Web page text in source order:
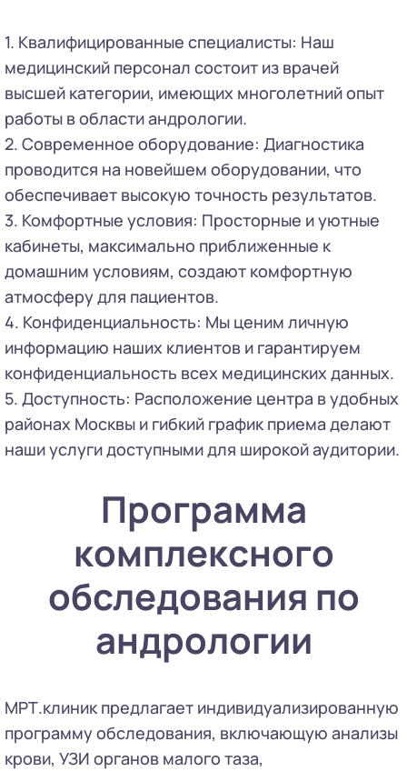
1. Квалифицированные специалисты: Наш
медицинский персонал состоит из врачей
высшей категории, имеющих многолетний опыт
работы в области андрологии.
2. Современное оборудование: Диагностика
проводится на новейшем оборудовании, что
обеспечивает высокую точность результатов.
3. Комфортные условия: Просторные и уютные
кабинеты, максимально приближенные к
домашним условиям, создают комфортную
атмосферу для пациентов.
4. Конфиденциальность: Мы ценим личную
информацию наших клиентов и гарантируем
конфиденциальность всех медицинских данных.
5. Доступность: Расположение центра в удобных
районах Москвы и гибкий график приема делают
наши услуги доступными для широкой аудитории.
Программа
комплексного
обследования по
андрологии
МРТ.клиник предлагает индивидуализированную
программу обследования, включающую анализы
крови, УЗИ органов малого таза,